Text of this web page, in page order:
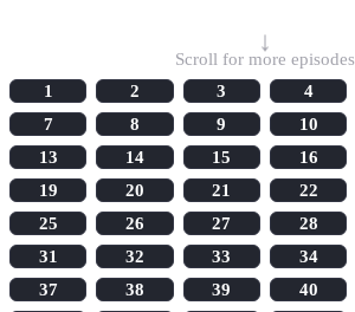
↓
Scroll for more episodes
1
2 3 4
7
8 9 10
13
14 15 16
19
20 21 22
25
26 27 28
31
32 33 34
37
38 39 40